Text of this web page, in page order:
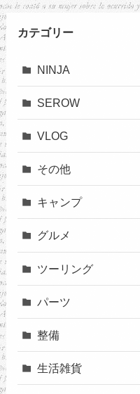
カテゴリー
NINJA
SEROW
VLOG
その他
キャンプ
グルメ
ツーリング
パーツ
整備
生活雑貨